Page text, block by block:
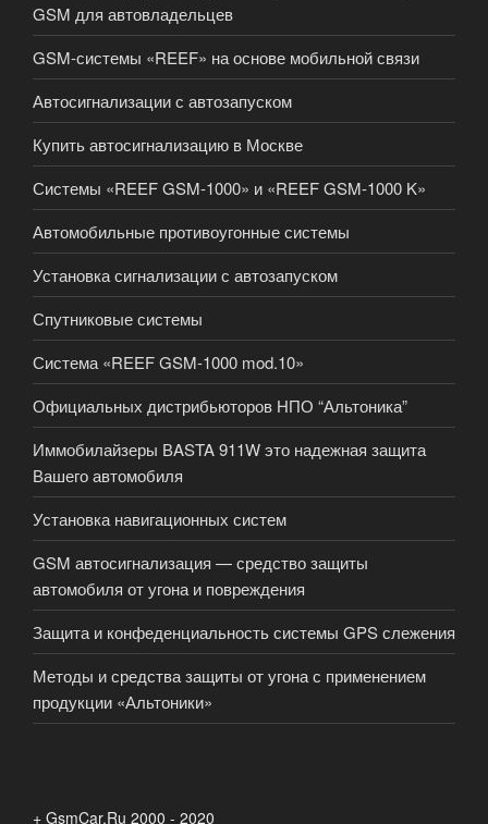
GSM для автовладельцев
GSM-системы «REEF» на основе мобильной связи
Автосигнализации с автозапуском
Купить автосигнализацию в Москве
Системы «REEF GSM-1000» и «REEF GSM-1000 K»
Автомобильные противоугонные системы
Установка сигнализации с автозапуском
Спутниковые системы
Система «REEF GSM-1000 mod.10»
Официальных дистрибьюторов НПО “Альтоника”
Иммобилайзеры ВASTA 911W это надежная защита
Вашего автомобиля
Установка навигационных систем
GSM автосигнализация — средство защиты
автомобиля от угона и повреждения
Защита и конфеденциальность системы GPS слежения
Методы и средства защиты от угона с применением
продукции «Альтоники»
+ GsmCar.Ru 2000 - 2020